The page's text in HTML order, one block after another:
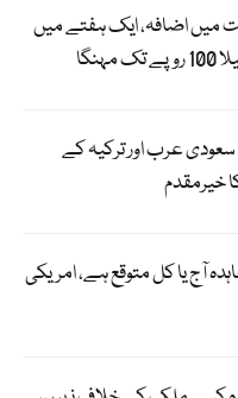
میں اضافہ، ایک ہفتے میں
عرب اور ترکیہ کے
خیرمقدم
آج یا کل متوقع ہے، امریکی